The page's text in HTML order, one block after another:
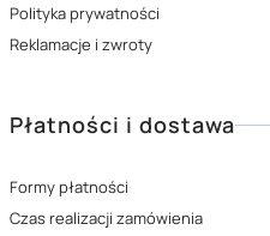
Polityka prywatności
Reklamacje i zwroty
Płatności i dostawa
Formy płatności
Czas realizacji zamówienia